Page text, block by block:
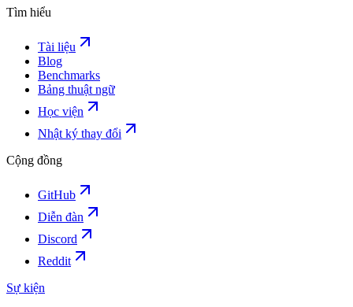
Tìm hiểu
Tài liệu
Blog
Benchmarks
Bảng thuật ngữ
Học viện
Nhật ký thay đổi
Cộng đồng
GitHub
Diễn đàn
Discord
Reddit
Sự kiện